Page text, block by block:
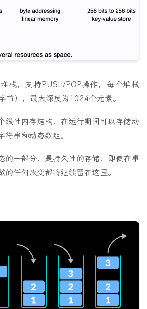
栈，支持PUSH/POP操作，每个堆栈
节），最大深度为1024个元素。
线性内存结构，在运行期间可以存储动
符串和动态数组。
的一部分，是持久性的存储，即使在事
的任何改变都将继续留在这里。